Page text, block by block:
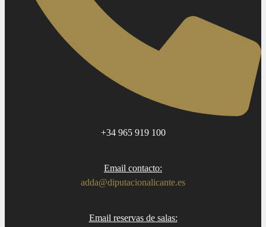
+34 965 919 100
Email contacto:
adda@diputacionalicante.es
Email reservas de salas: